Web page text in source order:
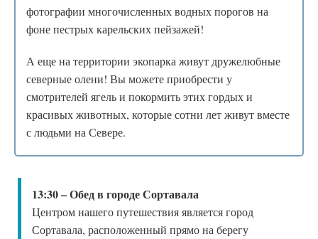
фотографии многочисленных водных порогов на
фоне пестрых карельских пейзажей!
А еще на территории экопарка живут дружелюбные
северные олени! Вы можете приобрести у
смотрителей ягель и покормить этих гордых и
красивых животных, которые сотни лет живут вместе
с людьми на Севере.
13:30 – Обед в городе Сортавала
Центром нашего путешествия является город
Сортавала, расположенный прямо на берегу